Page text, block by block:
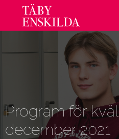
Hoppa
innehåll
Program för
december 2021